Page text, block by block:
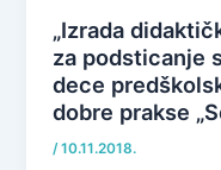
„Izrada
za podsticanje
dece
dobre prakse
/10.11.2018.